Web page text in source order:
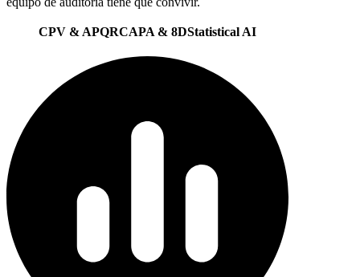
CPV & APQRCAPA & 8DStatistical AI